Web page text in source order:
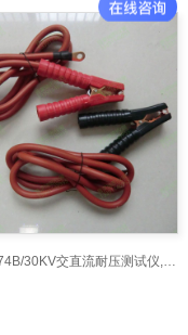
SLK2674B/30KV交直流耐压测试仪,交流耐电压测试仪